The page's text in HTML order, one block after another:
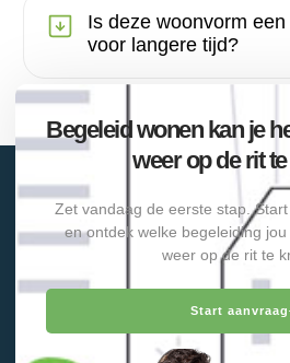
Is deze woonvorm
voor langere tijd?
Begeleid wonen kan je
weer op de rit
Zet vandaag de eerste stap.
en ontdek welke begeleiding
weer op de rit te
Start aanvraag